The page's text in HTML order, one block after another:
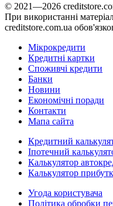
© 2021—2026
При використанні
creditstore.com.ua
Мікрокредити
Кредитні картки
Споживчі кредити
Банки
Новини
Економічні поради
Контакти
Мапа сайта
Кредитний
Іпотечний
Калькулятор
Калькулятор
Угода користувача
Політика обробки